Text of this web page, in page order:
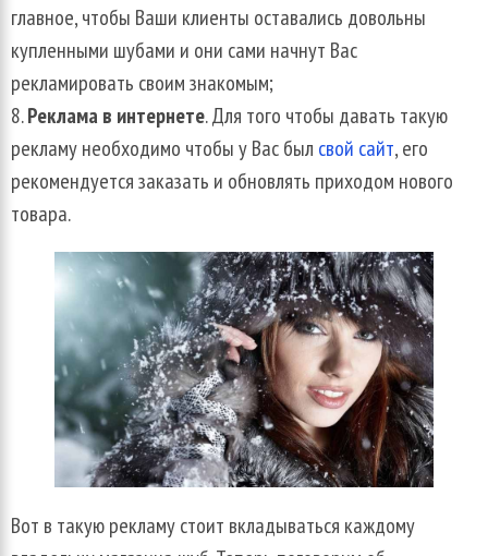
главное, чтобы Ваши клиенты оставались довольны
купленными шубами и они сами начнут Вас
рекламировать своим знакомым;
Реклама в интернете. Для того чтобы давать такую
рекламу необходимо чтобы у Вас был свой сайт, его
рекомендуется заказать и обновлять приходом нового
товара.
Вот в такую рекламу стоит вкладываться каждому